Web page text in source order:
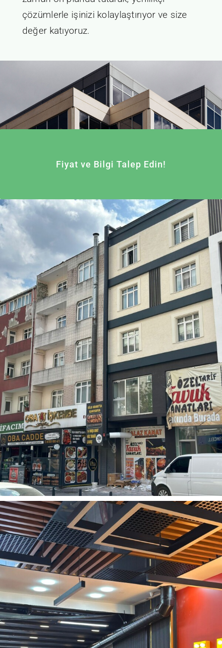
çözümlerle işinizi kolaylaştırıyor ve size
değer katıyoruz.
Fiyat ve Bilgi Talep Edin!